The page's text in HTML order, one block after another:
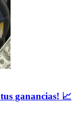
ganancias! 📈